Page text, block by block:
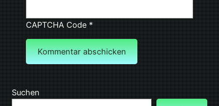
CAPTCHA Code*
Suchen